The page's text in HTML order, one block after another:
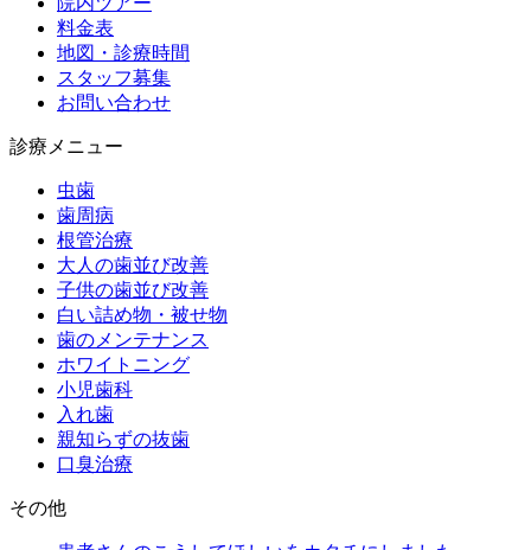
料金表
地図・診療時間
スタッフ募集
お問い合わせ
診療メニュー
虫歯
歯周病
根管治療
大人の歯並び改善
子供の歯並び改善
白い詰め物・被せ物
歯のメンテナンス
ホワイトニング
小児歯科
入れ歯
親知らずの抜歯
口臭治療
その他